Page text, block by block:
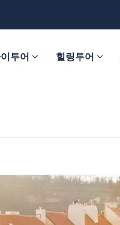
투어 힐링투어